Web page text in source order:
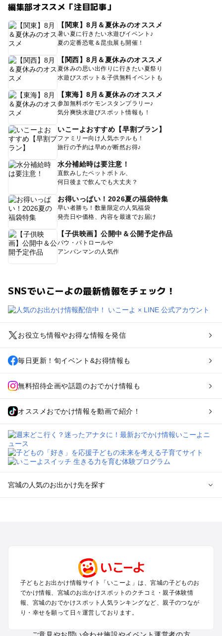
編集部オススメ「注目記事」
【関東】8月＆夏休みのオススメ
暑い夏に行きたい水遊びイベント♪
夏の定番恐竜＆昆虫展も開催！
【関西】8月＆夏休みのオススメ
夏休みの思い出作りに行きたい夏祭り
水遊びスポット＆子供無料イベントも
【東海】8月＆夏休みのオススメ
参加無料ポケモンスタンプラリー♪
気分爽快水遊びスポット情報も！
いこーよおすすめ【早割プラン】
ファミリー向け人気ホテルも！
旅行の予約は早めが断然お得♪
水分補給時は要注意！
直飲みしたペットボトル、
何日後まで飲んでも大丈夫？
お得いっぱい！2026夏の福袋特集
早い者勝ち！数量限定の人気福袋
発売日や価格、内容を最速でお届け
【子供映画】公開中＆公開予定作品
パウ・パトロールや
アンパンマンの人気作
SNSでいこーよの最新情報をチェック！
お役立ち情報やお得な情報を発信
毎日更新！旬イベント&お得情報も
無料招待企画や話題のおでかけ情報も
オススメおでかけ情報を動画で紹介！
宮城の人気のお出かけ先を探す
蔵王・白石のプールお出かけ
石巻・気仙沼のプールお出かけ
栗原・登米のプールお出かけ
宮城の定番お出かけスポット
子どもとお出かけ情報サイト「いこーよ」は、宮城の子どものお
でかけ情報、宮城のお出かけスポットのクチコミ・親子体験情
報、宮城のおでかけスポット人気ランキングなど、親子のつなが
り・幸せを願って日々運営しております。